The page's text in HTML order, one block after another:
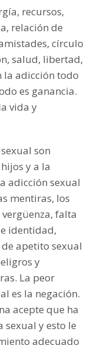
recursos,
relación de
círculo
salud, libertad,
la adicción todo
es ganancia.
vida y
son
y a la
adicción sexual
mentiras, los
falta
identidad,
apetito sexual
y
La peor
es la negación.
acepte que ha
y esto le
adecuado